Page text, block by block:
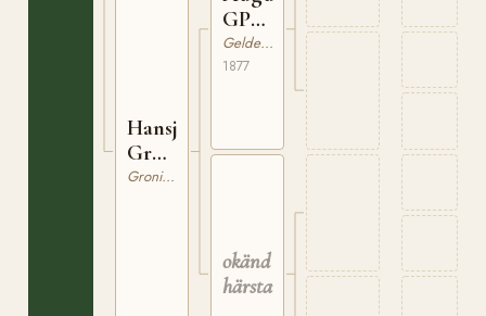
Hansje
GrPS
86AGroningen
GPS
6
Gelderländare
1877
okänd
härstamning